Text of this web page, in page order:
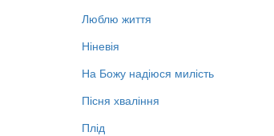
Люблю життя
Ніневія
На Божу надіюся милість
Пісня хваління
Плід